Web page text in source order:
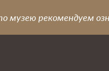
музею рекомендуем